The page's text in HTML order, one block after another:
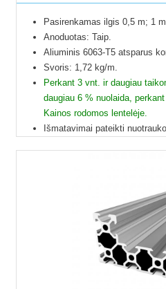
Pasirenkamas ilgis 0,5 m; 1
Anoduotas: Taip.
Aliuminis 6063-T5 atsparus
Svoris: 1,72 kg/m.
Perkant 3 vnt. ir daugiau
daugiau 6 % nuolaida,
Kainos rodomos lentelėje.
Išmatavimai pateikti
Profilių Ilgis gali būti su 1 mm
Dėl klausimų ir užsakymų
Kad matytumėte kainą